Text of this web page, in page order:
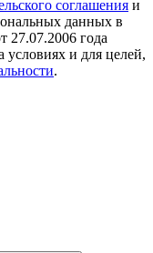
соглашения и
данных в
27.07.2006 года
и для целей,
.